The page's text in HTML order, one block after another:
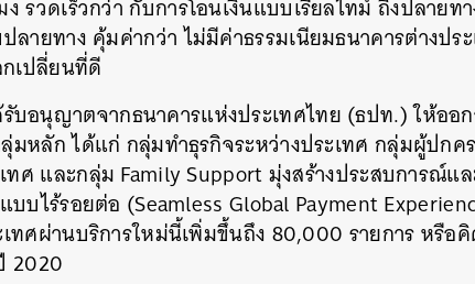
งรวดเร็วกว่ากับการโอนเงินแบบเรียลไทม์ ถึงปลายท
ลายทาง คุ้มค่ากว่าไม่มีค่าธรรมเนียมธนาคารต่างปร
เปลี่ยนที่ดี
รับอนุญาตจากธนาคารแห่งประเทศไทย (ธปท.) ให้ออ
หลัก ได้แก่ กลุ่มทำธุรกิจระหว่างประเทศ กลุ่มผู้ปกค
ศ และกลุ่ม Family Support มุ่งสร้างประสบการณ์แ
แบบไร้รอยต่อ (Seamless Global Payment
เทศผ่านบริการใหม่นี้เพิ่มขึ้นถึง 80,000 รายการ หรือ
2020